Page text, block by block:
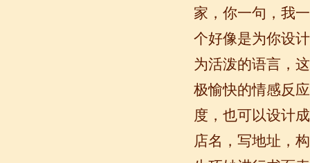
家，你一句，我
个好像是为你设
为活泼的语言，
极愉快的情感反
度，也可以设计
店名，写地址，